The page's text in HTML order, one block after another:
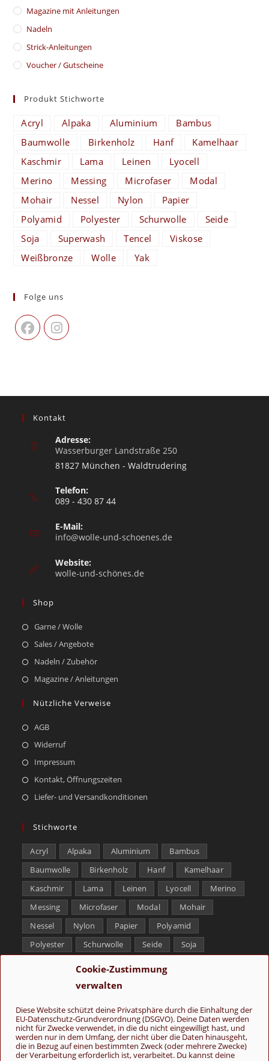
Cookie-Zustimmung
verwalten
Diese Website schützt deine Privatsphäre durch die Einhaltung der
EU-Datenschutz-Grundverordnung (DSGVO). Deine Daten werden
nicht für Zwecke verwendet, in die du nicht eingewilligt hast, und
werden nur in dem Umfang, der nicht über die Daten hinausgeht,
die in Bezug auf einen bestimmten Zweck (oder mehrere Zwecke)
der Verarbeitung erforderlich ist, verarbeitet. Du kannst deine
Magazine mit Anleitungen
Nadeln
Strick-Anleitungen
Voucher / Gutscheine
Produkt Stichworte
Acryl Alpaka Aluminium
Bambus
Baumwolle
Birkenholz Hanf
Kamelhaar
Kaschmir
Lama Leinen
Lyocell
Merino
Messing Microfaser
Modal
Mohair
Nessel Nylon
Papier
Polyamid
Polyester Schurwolle
Seide
Soja
Superwash Tencel
Viskose
Weißbronze
Wolle Yak
Folge uns
Kontakt
Adresse:
Wasserburger Landstraße 250
81827 München - Waldtrudering
Telefon:
089 - 430 87 44
E-Mail:
info@wolle-und-schoenes.de
Website:
wolle-und-schönes.de
Shop
Garne / Wolle
Sales / Angebote
Nadeln / Zubehör
Magazine / Anleitungen
Nützliche Verweise
AGB
Widerruf
Impressum
Kontakt, Öffnungszeiten
Liefer- und Versandkonditionen
Stichworte
Acryl Alpaka Aluminium
Bambus
Baumwolle
Birkenholz Hanf
Kamelhaar
Kaschmir
Lama Leinen Lyocell
Merino
Messing
Microfaser Modal
Mohair
Nessel
Nylon Papier
Polyamid
Polyester
Schurwolle Seide
Soja
Tencel
Yak
Folge uns